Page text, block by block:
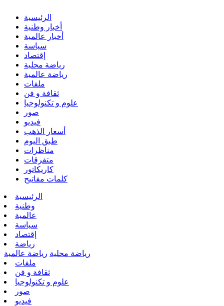
الرئيسية
أخبار وطنية
أخبار عالمية
سياسة
إقتصاد
رياضة محلية
رياضة عالمية
ملفات
ثقافة و فن
علوم و تكنولوجيا
صور
فيديو
أسعار الذهب
طبق اليوم
مناظرات
متفرقات
كاريكاتور
كلمات مفاتيح
الرئيسية
وطنية
عالمية
سياسة
إقتصاد
رياضة
رياضة محلية رياضة عالمية
ملفات
ثقافة و فن
علوم و تكنولوجيا
صور
فيديو